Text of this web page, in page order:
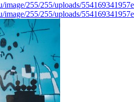
image/255/255/uploads/
image/255/255/uploads/